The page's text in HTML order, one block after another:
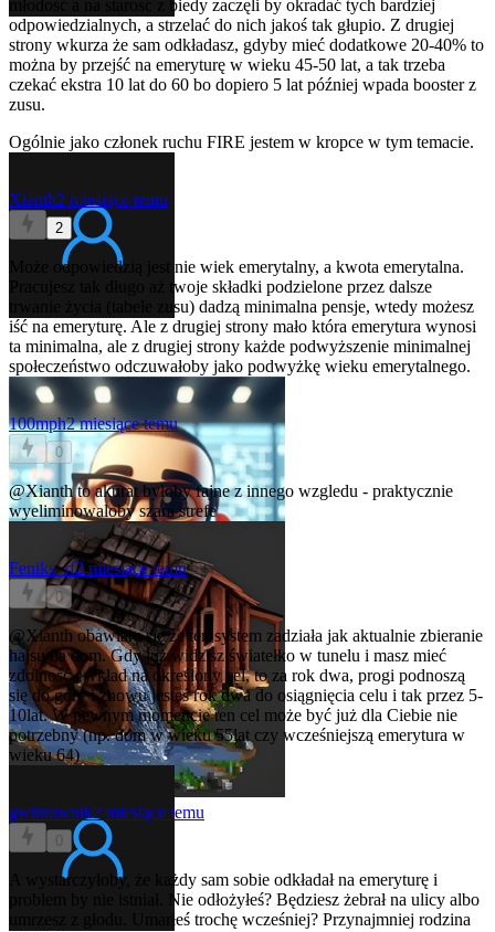
młodość a na starość z biedy zaczęli by okradać tych bardziej
odpowiedzialnych, a strzelać do nich jakoś tak głupio. Z drugiej
strony wkurza że sam odkładasz, gdyby mieć dodatkowe 20-40% to
można by przejść na emeryturę w wieku 45-50 lat, a tak trzeba
czekać ekstra 10 lat do 60 bo dopiero 5 lat później wpada booster z
zusu.
Ogólnie jako członek ruchu FIRE jestem w kropce w tym temacie.
Xianth2 miesiące temu
2
Może odpowiedzią jest nie wiek emerytalny, a kwota emerytalna.
Pracujesz tak długo aż twoje składki podzielone przez dalsze
trwanie życia (tabele zusu) dadzą minimalna pensje, wtedy możesz
iść na emeryturę. Ale z drugiej strony mało która emerytura wynosi
ta minimalna, ale z drugiej strony każde podwyższenie minimalnej
społeczeństwo odczuwałoby jako podwyżkę wieku emerytalnego.
100mph2 miesiące temu
0
@Xianthto akurat byloby fajne z innego wzgledu - praktycznie
wyeliminowaloby szara strefe
Feniks_rf2 miesiące temu
0
@Xianthobawiam się że ten system zadziała jak aktualnie zbieranie
hajsu na dom. Gdy już widzisz światełko w tunelu i masz mieć
zdolność i wkład na określony cel, to za rok dwa, progi podnoszą
się do góry i znowu jesteś rok dwa do osiągnięcia celu i tak przez 5-
10lat. W pewnym momencie ten cel może być już dla Ciebie nie
potrzebny (np. dom w wieku 55lat czy wcześniejszą emerytura w
wieku 64)
gwintownik2 miesiące temu
0
A wystarczyłoby, że każdy sam sobie odkładał na emeryturę i
problem by nie istniał. Nie odłożyłeś? Będziesz żebrał na ulicy albo
umrzesz z głodu. Umarłeś trochę wcześniej? Przynajmniej rodzina